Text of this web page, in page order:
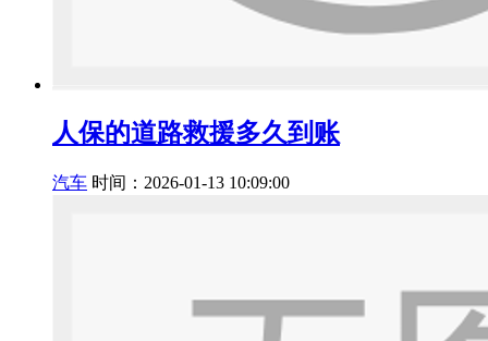
人保的道路救援多久到账
汽车 时间：2026-01-13 10:09:00